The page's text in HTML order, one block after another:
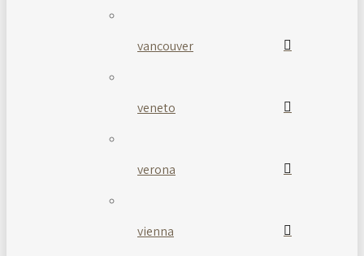
vancouver
veneto
verona
vienna